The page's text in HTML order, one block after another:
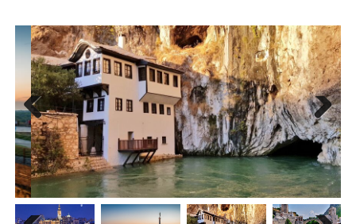
Previous Next